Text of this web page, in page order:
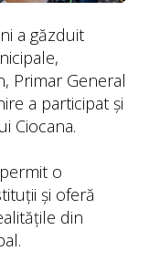
a găzduit
Primar General
a participat și
Ciocana.
o
și oferă
din